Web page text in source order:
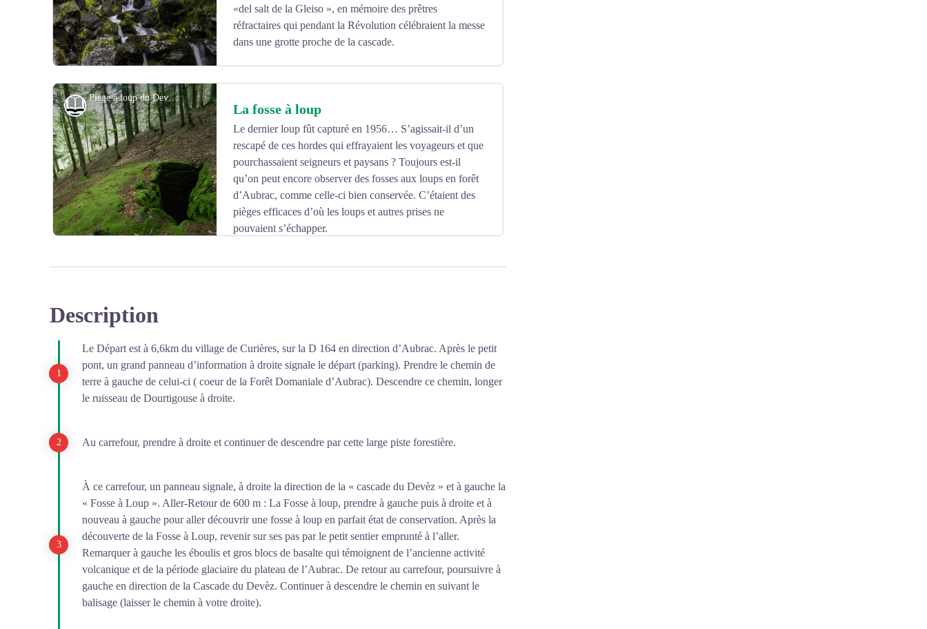
Voir l'image en plein écran
«del salt de la Gleiso », en mémoire des prêtres
réfractaires qui pendant la Révolution célébraient la messe
dans une grotte proche de la cascade.
Piège à loup du Devez - Tourisme en Aubrac
Voir l'image en plein écran
Histoire et patrimoine La fosse à loup
Le dernier loup fût capturé en 1956… S’agissait-il d’un
rescapé de ces hordes qui effrayaient les voyageurs et que
pourchassaient seigneurs et paysans ? Toujours est-il
qu’on peut encore observer des fosses aux loups en forêt
d’Aubrac, comme celle-ci bien conservée. C’étaient des
pièges efficaces d’où les loups et autres prises ne
pouvaient s’échapper.
Description
Le Départ est à 6,6km du village de Curières, sur la D 164 en direction d’Aubrac. Après le petit
pont, un grand panneau d’information à droite signale le départ (parking). Prendre le chemin de
terre à gauche de celui-ci ( coeur de la Forêt Domaniale d’Aubrac). Descendre ce chemin, longer
le ruisseau de Dourtigouse à droite.
Au carrefour, prendre à droite et continuer de descendre par cette large piste forestière.
À ce carrefour, un panneau signale, à droite la direction de la « cascade du Devèz » et à gauche la
« Fosse à Loup ». Aller-Retour de 600 m : La Fosse à loup, prendre à gauche puis à droite et à
nouveau à gauche pour aller découvrir une fosse à loup en parfait état de conservation. Après la
découverte de la Fosse à Loup, revenir sur ses pas par le petit sentier emprunté à l’aller.
Remarquer à gauche les éboulis et gros blocs de basalte qui témoignent de l’ancienne activité
volcanique et de la période glaciaire du plateau de l’Aubrac. De retour au carrefour, poursuivre à
gauche en direction de la Cascade du Devèz. Continuer à descendre le chemin en suivant le
balisage (laisser le chemin à votre droite).